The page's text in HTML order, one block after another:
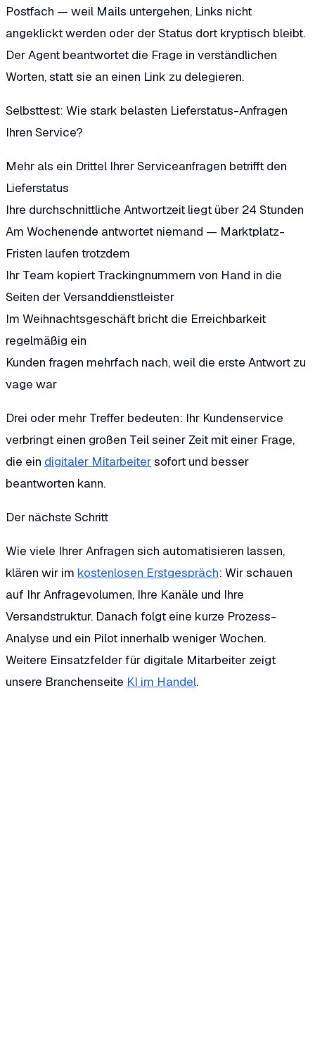
Postfach — weil Mails untergehen, Links nicht
angeklickt werden oder der Status dort kryptisch bleibt.
Der Agent beantwortet die Frage in verständlichen
Worten, statt sie an einen Link zu delegieren.
Selbsttest: Wie stark belasten Lieferstatus-Anfragen
Ihren Service?
Mehr als ein Drittel Ihrer Serviceanfragen betrifft den
Lieferstatus
Ihre durchschnittliche Antwortzeit liegt über 24 Stunden
Am Wochenende antwortet niemand — Marktplatz-
Fristen laufen trotzdem
Ihr Team kopiert Trackingnummern von Hand in die
Seiten der Versanddienstleister
Im Weihnachtsgeschäft bricht die Erreichbarkeit
regelmäßig ein
Kunden fragen mehrfach nach, weil die erste Antwort zu
vage war
Drei oder mehr Treffer bedeuten: Ihr Kundenservice
verbringt einen großen Teil seiner Zeit mit einer Frage,
die ein digitaler Mitarbeitersofort und besser
beantworten kann.
Der nächste Schritt
Wie viele Ihrer Anfragen sich automatisieren lassen,
klären wir im kostenlosen Erstgespräch: Wir schauen
auf Ihr Anfragevolumen, Ihre Kanäle und Ihre
Versandstruktur. Danach folgt eine kurze Prozess-
Analyse und ein Pilot innerhalb weniger Wochen.
Weitere Einsatzfelder für digitale Mitarbeiter zeigt
unsere Branchenseite KI im Handel.